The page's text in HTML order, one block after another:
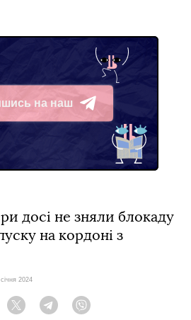
на наш
досі не зняли блокаду
на кордоні з
2024
Twitter Telegram